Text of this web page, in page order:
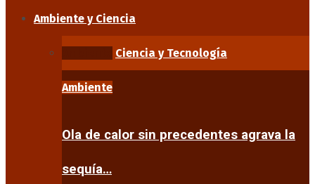
Ambiente y Ciencia
Ciencia y Tecnología
Ambiente
Ola de calor sin precedentes agrava la
sequía…